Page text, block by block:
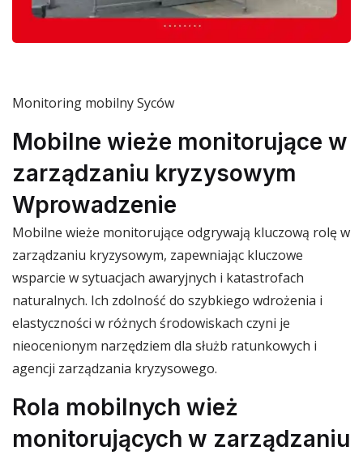
Monitoring mobilny Syców
Mobilne wieże monitorujące w
zarządzaniu kryzysowym
Wprowadzenie
Mobilne wieże monitorujące odgrywają kluczową rolę w
zarządzaniu kryzysowym, zapewniając kluczowe
wsparcie w sytuacjach awaryjnych i katastrofach
naturalnych. Ich zdolność do szybkiego wdrożenia i
elastyczności w różnych środowiskach czyni je
nieocenionym narzędziem dla służb ratunkowych i
agencji zarządzania kryzysowego.
Rola mobilnych wież
monitorujących w zarządzaniu